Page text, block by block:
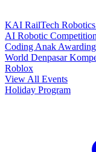
KAI RailTech
AI Robotic
Coding Anak
World Denpasar
Roblox
View All Events
Holiday Program